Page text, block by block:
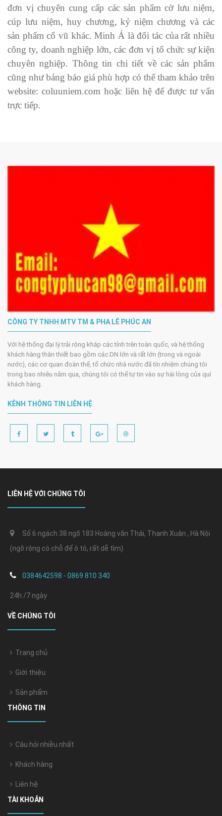
đơn vị chuyên cung cấp các sản phẩm cờ lưu niệm,
cúp lưu niệm, huy chương, kỷ niệm chương và các
sản phẩm cổ vũ khác. Minh Á là đối tác của rất nhiều
công ty, doanh nghiệp lớn, các đơn vị tổ chức sự kiện
chuyên nghiệp. Thông tin chi tiết về các sản phẩm
cũng như bảng báo giá phù hợp có thể tham khảo trên
website: coluuniem.com hoặc liên hệ để được tư vấn
trực tiếp.
CÔNG TY TNHH MTV TM & PHA LÊ PHÚC AN
Với hệ thống đại lý trải rộng khắp các tỉnh trên toàn quốc, và hệ thống
khách hàng thân thiết bao gồm các DN lớn và rất lớn (trong và ngoài
nước), các cơ quan đoàn thể, tổ chức nhà nước đã tín nhiệm chúng tôi
trong bao nhiêu năm qua, chúng tôi có thể tự tin vào sự hài lòng của quí
khách hàng.
KÊNH THÔNG TIN LIÊN HỆ
LIÊN HỆ VỚI CHÚNG TÔI
Số 6 ngách 38 ngõ 183 Hoàng văn Thái, Thanh Xuân , Hà Nội
(ngõ rộng có chỗ để ô tô, rất dễ tìm)
0384642598 - 0869 810 340
24h /7 ngày
VỀ CHÚNG TÔI
Trang chủ
Giới thiệu
Sản phẩm
THÔNG TIN
Câu hỏi nhiều nhất
Khách hàng
Liên hệ
TÀI KHOẢN